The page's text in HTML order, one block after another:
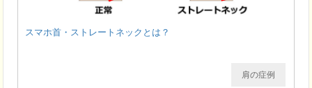
スマホ首・ストレートネックとは？
肩の症例